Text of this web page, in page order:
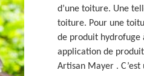
d’une toiture. Une
toiture. Pour une
de produit hydrofuge
application de
Artisan Mayer .